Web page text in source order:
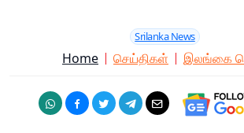
Srilanka News
Home செய்திகள் இலங்கை